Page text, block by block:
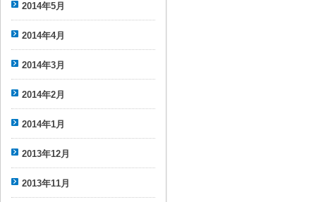
2014年5月
2014年4月
2014年3月
2014年2月
2014年1月
2013年12月
2013年11月